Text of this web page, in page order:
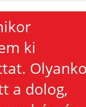
ki
a dolog,